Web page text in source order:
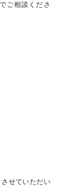
ご相談くださ
させていただい